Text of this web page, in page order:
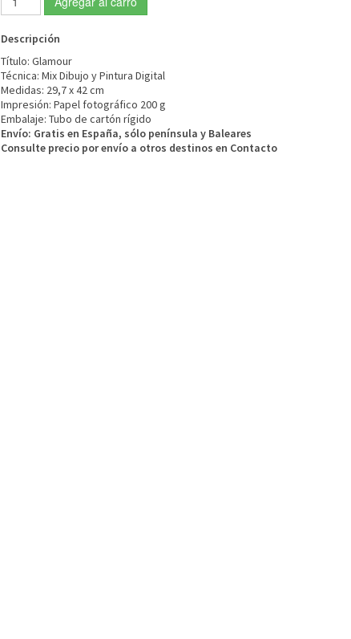
Descripción
Tí­tulo: Glamour
Técnica: Mix Dibujo y Pintura Digital
Medidas: 29,7 x 42 cm
Impresión: Papel fotográfico 200 g
Embalaje: Tubo de cartón rígido
Envío: Gratis en España, sólo península y Baleares
Consulte precio por enví­o a otros destinos en Contacto